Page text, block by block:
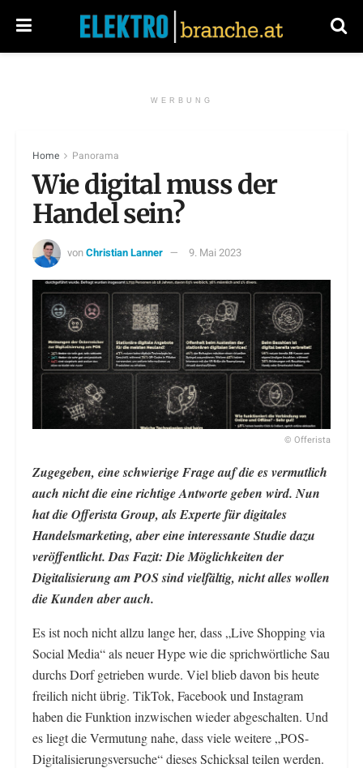
WERBUNG
Home Panorama
Wie digital muss der
Handel sein?
vonChristian Lanner 9. Mai 2023
© Offerista
Zugegeben, eine schwierige Frage auf die es vermutlich
auch nicht die eine richtige Antworte geben wird. Nun
hat die Offerista Group, als Experte für digitales
Handelsmarketing, aber eine interessante Studie dazu
veröffentlicht. Das Fazit: Die Möglichkeiten der
Digitalisierung am POS sind vielfältig, nicht alles wollen
die Kunden aber auch.
Es ist noch nicht allzu lange her, dass „Live Shopping via
Social Media“ als neuer Hype wie die sprichwörtliche Sau
durchs Dorf getrieben wurde. Viel blieb davon bis heute
freilich nicht übrig. TikTok, Facebook und Instagram
haben die Funktion inzwischen wieder abgeschalten. Und
es liegt die Vermutung nahe, dass viele weitere „POS-
Digitalisierungsversuche“ dieses Schicksal teilen werden.